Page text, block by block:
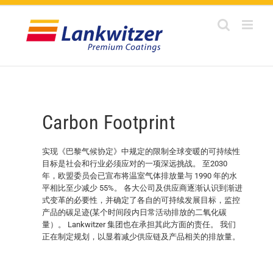
Skip
Carbon Footprint
实现《巴黎气候协定》中规定的限制全球变暖的可持续性
目标是社会和行业必须应对的一项深远挑战。 至2030
年，欧盟委员会已宣布将温室气体排放量与 1990 年的水
平相比至少减少 55%。 各大公司及供应商逐渐认识到渐进
式变革的必要性，并确定了各自的可持续发展目标，监控
产品的碳足迹(某个时间段内日常活动排放的二氧化碳
量）。 Lankwitzer 集团也在承担其此方面的责任。 我们
正在制定规划，以显着减少供应链及产品相关的排放量。